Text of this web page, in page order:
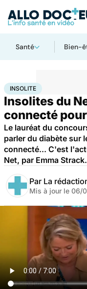
Santé Bien-
AccueilSanté
INSOLITE
Insolites du
connecté
Le lauréat du
parler du diabète sur
connecté... C'est
Net, par Emma Strack.
Par La
Mis à jour le 06/